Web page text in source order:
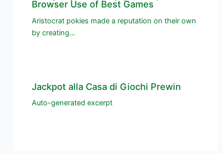
Browser Use of Best Games
Aristocrat pokies made a reputation on their own
by creating…
Jackpot alla Casa di Giochi Prewin
Auto-generated excerpt